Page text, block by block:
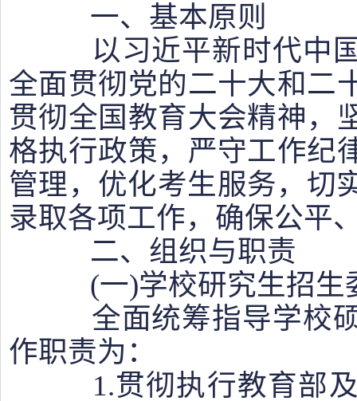
一、基本原则
以习近平新时代中国
全面贯彻党的二十大和二
贯彻全国教育大会精神，
格执行政策，严守工作纪
管理，优化考生服务，切
录取各项工作，确保公平
二、组织与职责
(一)学校研究生招生
全面统筹指导学校硕
作职责为：
1.贯彻执行教育部及